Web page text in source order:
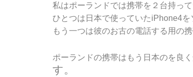
私はポーランドでは携帯を２台持って
ひとつは日本で使っていたiPhone4
もう一つは彼のお古の電話する用の
ポーランドの携帯はもう日本のを良
す。